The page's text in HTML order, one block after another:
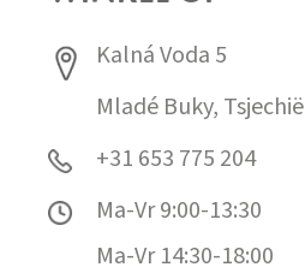
Kalná Voda 5
Mladé Buky, Tsjechië
+31 653 775 204
Ma-Vr 9:00-13:30
Ma-Vr 14:30-18:00